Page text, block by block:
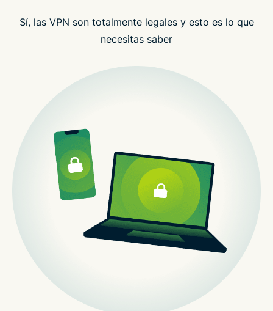
Sí, las VPN son totalmente legales y esto es lo que
necesitas saber